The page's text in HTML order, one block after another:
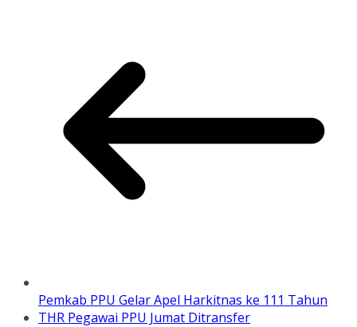
Pemkab PPU Gelar Apel Harkitnas ke 111 Tahun
THR Pegawai PPU Jumat Ditransfer